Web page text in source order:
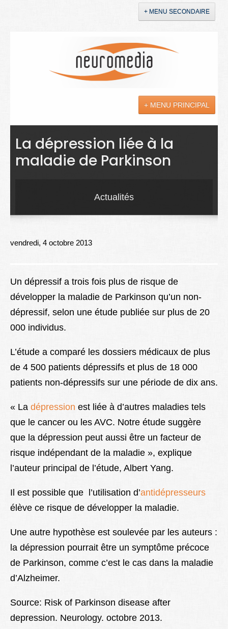
+ MENU SECONDAIRE
+ MENU PRINCIPAL
Actualités
Sciences
Droit
Lexique
La dépression liée à la
maladie de Parkinson
Actualités
vendredi, 4 octobre 2013
Un dépressif a trois fois plus de risque de
développer la maladie de Parkinson qu’un non-
dépressif, selon une étude publiée sur plus de 20
000 individus.
L’étude a comparé les dossiers médicaux de plus
de 4 500 patients dépressifs et plus de 18 000
patients non-dépressifs sur une période de dix ans.
« La dépression est liée à d’autres maladies tels
que le cancer ou les AVC. Notre étude suggère
que la dépression peut aussi être un facteur de
risque indépendant de la maladie », explique
l’auteur principal de l’étude, Albert Yang.
Il est possible que l’utilisation d’antidépresseurs
élève ce risque de développer la maladie.
Une autre hypothèse est soulevée par les auteurs :
la dépression pourrait être un symptôme précoce
de Parkinson, comme c’est le cas dans la maladie
d’Alzheimer.
Source: Risk of Parkinson disease after
depression. Neurology. octobre 2013.